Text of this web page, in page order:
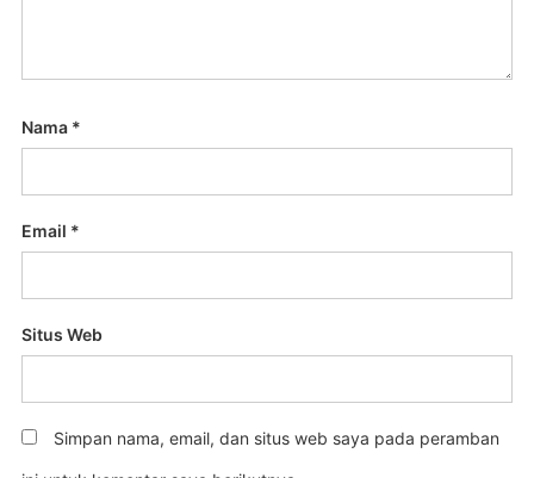
Nama *
Email *
Situs Web
Simpan nama, email, dan situs web saya pada peramban